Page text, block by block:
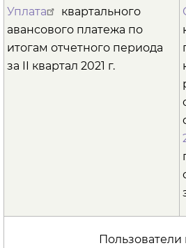
Уплата
квартального
авансового платежа по
итогам отчетного периода
за II квартал 2021 г.
Пользователи